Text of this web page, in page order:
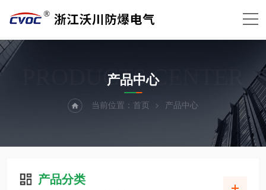
PRODUCTS CENTER
产品中心
当前位置： 首页 产品中心
产品分类